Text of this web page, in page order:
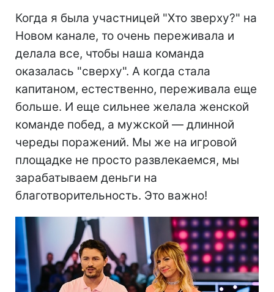
Когда я была участницей "Хто зверху?" на
Новом канале, то очень переживала и
делала все, чтобы наша команда
оказалась "сверху". А когда стала
капитаном, естественно, переживала еще
больше. И еще сильнее желала женской
команде побед, а мужской — длинной
череды поражений. Мы же на игровой
площадке не просто развлекаемся, мы
зарабатываем деньги на
благотворительность. Это важно!